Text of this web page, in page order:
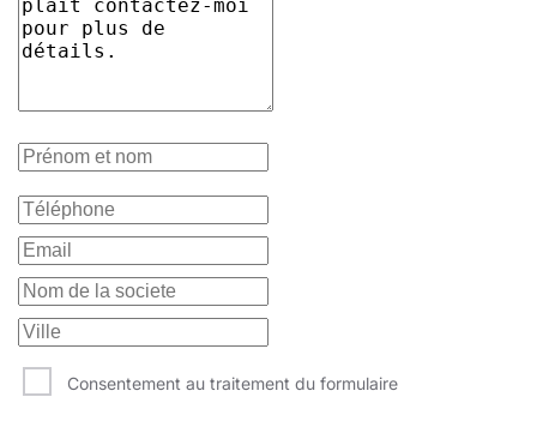
Consentement au traitement du formulaire